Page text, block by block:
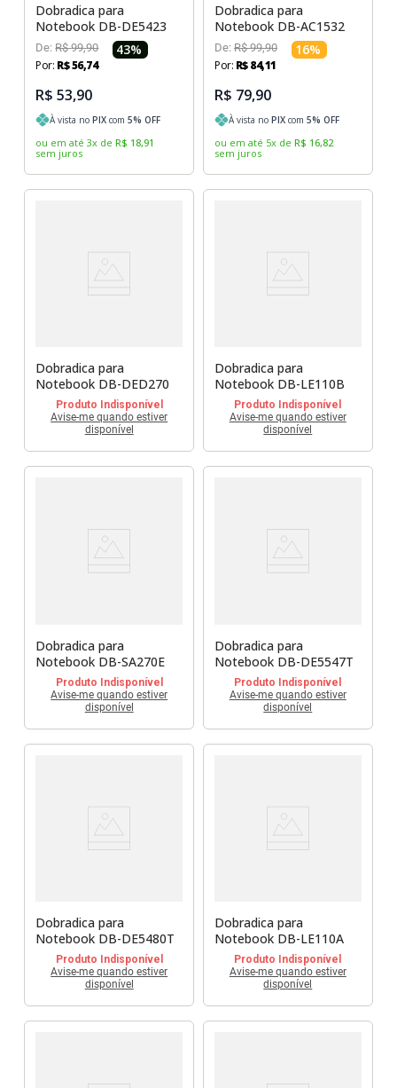
Dobradica para
Notebook DB-DE5423
De:R$ 99,90 43%
Por: R$56,74
R$ 53,90
À vista noPIX com5% OFF
ou em até 3x de R$ 18,91
sem juros
Dobradica para
Notebook DB-AC1532
De: R$ 99,90 16%
Por: R$84,11
R$ 79,90
À vista no PIX com 5% OFF
ou em até 5x de R$ 16,82
sem juros
Dobradica para
Notebook DB-DED270
Produto Indisponível
Avise-me quando estiver
disponível
Dobradica para
Notebook DB-LE110B
Produto Indisponível
Avise-me quando estiver
disponível
Dobradica para
Notebook DB-SA270E
Produto Indisponível
Avise-me quando estiver
disponível
Dobradica para
Notebook DB-DE5547T
Produto Indisponível
Avise-me quando estiver
disponível
Dobradica para
Notebook DB-DE5480T
Produto Indisponível
Avise-me quando estiver
disponível
Dobradica para
Notebook DB-LE110A
Produto Indisponível
Avise-me quando estiver
disponível